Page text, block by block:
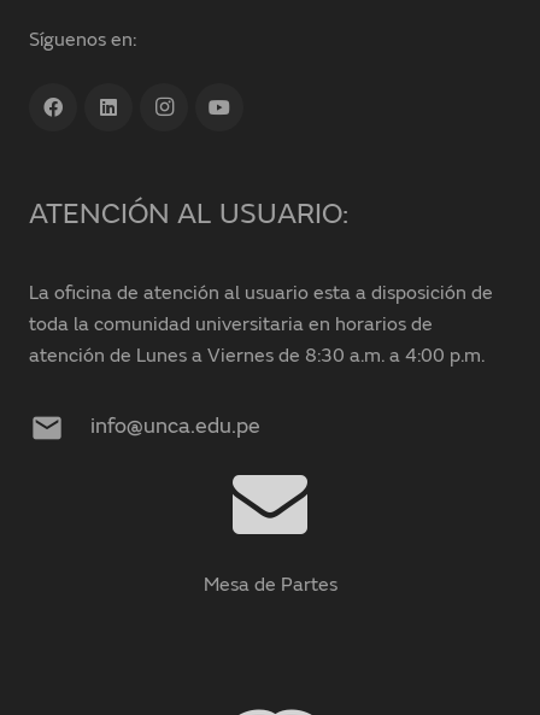
Síguenos en:
ATENCIÓN AL USUARIO:
La oficina de atención al usuario esta a disposición de
toda la comunidad universitaria en horarios de
atención de Lunes a Viernes de 8:30 a.m. a 4:00 p.m.
mail info@unca.edu.pe
Mesa de Partes